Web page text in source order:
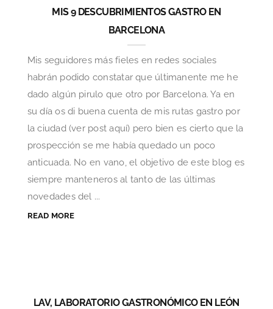
MIS 9 DESCUBRIMIENTOS GASTRO EN
BARCELONA
Mis seguidores más fieles en redes sociales
habrán podido constatar que últimanente me he
dado algún pirulo que otro por Barcelona. Ya en
su día os di buena cuenta de mis rutas gastro por
la ciudad (ver post aquí) pero bien es cierto que la
prospección se me había quedado un poco
anticuada. No en vano, el objetivo de este blog es
siempre manteneros al tanto de las últimas
novedades del ...
READ MORE
LAV, LABORATORIO GASTRONÓMICO EN LEÓN